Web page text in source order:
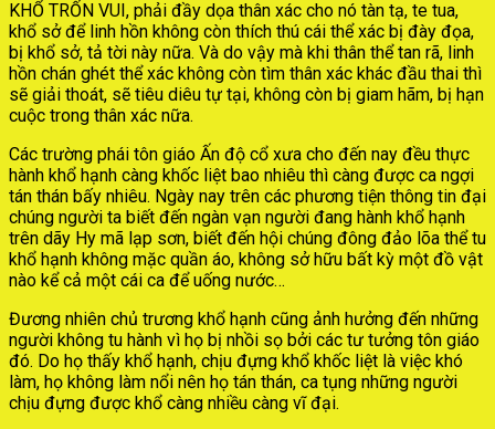
KHỔ TRỐN VUI, phải đầy dọa thân xác cho nó tàn tạ, te tua,
khổ sở để linh hồn không còn thích thú cái thể xác bị đày đọa,
bị khổ sở, tả tời này nữa. Và do vậy mà khi thân thể tan rã, linh
hồn chán ghét thể xác không còn tìm thân xác khác đầu thai thì
sẽ giải thoát, sẽ tiêu diêu tự tại, không còn bị giam hãm, bị hạn
cuộc trong thân xác nữa.
Các trường phái tôn giáo Ấn độ cổ xưa cho đến nay đều thực
hành khổ hạnh càng khốc liệt bao nhiêu thì càng được ca ngợi
tán thán bấy nhiêu. Ngày nay trên các phương tiện thông tin đại
chúng người ta biết đến ngàn vạn người đang hành khổ hạnh
trên dãy Hy mã lạp sơn, biết đến hội chúng đông đảo lõa thể tu
khổ hạnh không mặc quần áo, không sở hữu bất kỳ một đồ vật
nào kể cả một cái ca để uống nước…
Đương nhiên chủ trương khổ hạnh cũng ảnh hưởng đến những
người không tu hành vì họ bị nhồi sọ bởi các tư tưởng tôn giáo
đó. Do họ thấy khổ hạnh, chịu đựng khổ khốc liệt là việc khó
làm, họ không làm nổi nên họ tán thán, ca tụng những người
chịu đựng được khổ càng nhiều càng vĩ đại.